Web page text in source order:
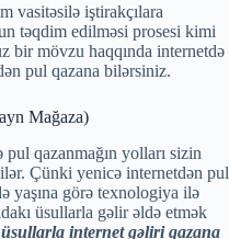
vasitəsilə iştirakçılara
təqdim edilməsi prosesi kimi
bir mövzu haqqında internetdə
pul qazana bilərsiniz.
Mağaza)
qazanmağın yolları sizin
Çünki yenicə internetdən pul
yaşına görə texnologiya ilə
üsullarla gəlir əldə etmək
internet gəliri qazana